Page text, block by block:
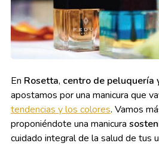
En Rosetta, centro de peluquería
apostamos por una manicura que
tendencias y los colores. Vamos
proponiéndote una manicura
cuidado integral de la salud de tus